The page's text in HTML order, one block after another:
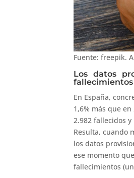
Fuente: freepik.
Los datos
fallecimientos
En España,
1,6% más que
2.982 fallecidos
Resulta, cuando
los datos
ese momento
fallecimientos